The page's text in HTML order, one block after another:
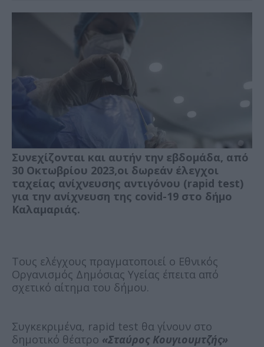
Συνεχίζονται και αυτήν την εβδομάδα, από
30 Οκτωβρίου 2023,οι δωρεάν έλεγχοι
ταχείας ανίχνευσης αντιγόνου (rapid test)
για την ανίχνευση της covid-19 στο δήμο
Καλαμαριάς.
Τους ελέγχους πραγματοποιεί ο Εθνικός
Οργανισμός Δημόσιας Υγείας έπειτα από
σχετικό αίτημα του δήμου.
Συγκεκριμένα, rapid test θα γίνουν στο
δημοτικό θέατρο «Σταύρος Κουγιουμτζής»